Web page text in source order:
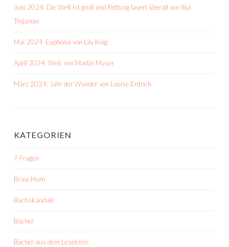
Juni 2024: Die Welt ist groß und Rettung lauert überall von Ilija
Trojanow
Mai 2024: Euphoria von Lily King
April 2024: Weil. von Martin Muser
März 2024: Jahr der Wunder von Louise Erdrich
KATEGORIEN
7 Fragen
Brauchtum
Buchskandale
Bücher
Bücher aus dem Lesekreis